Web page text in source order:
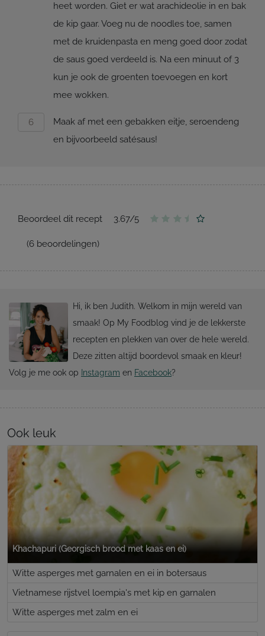
heet worden. Giet er wat arachideolie in en bak
de kip gaar. Voeg nu de noodles toe, samen
met de kruidenpasta en meng goed door zodat
de saus goed verdeeld is. Na een minuut of 3
kun je ook de groenten toevoegen en kort
mee wokken.
Maak af met een gebakken eitje, seroendeng
en bijvoorbeeld satésaus!
Beoordeel dit recept 3.67/5
(6 beoordelingen)
Hi, ik ben Judith. Welkom in mijn wereld van
smaak! Op My Foodblog vind je de lekkerste
recepten en plekken van over de hele wereld.
Deze zitten altijd boordevol smaak en kleur!
Volg je me ook op Instagram en Facebook?
Ook leuk
Khachapuri (Georgisch brood met kaas en ei)
Witte asperges met garnalen en ei in botersaus
Vietnamese rijstvel loempia's met kip en garnalen
Witte asperges met zalm en ei